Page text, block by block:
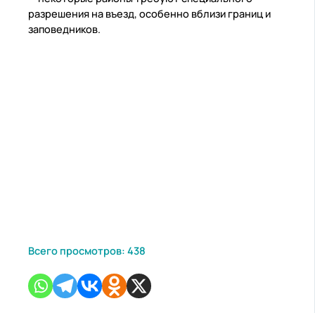
разрешения на въезд, особенно вблизи границ и
заповедников.
Всего просмотров: 438